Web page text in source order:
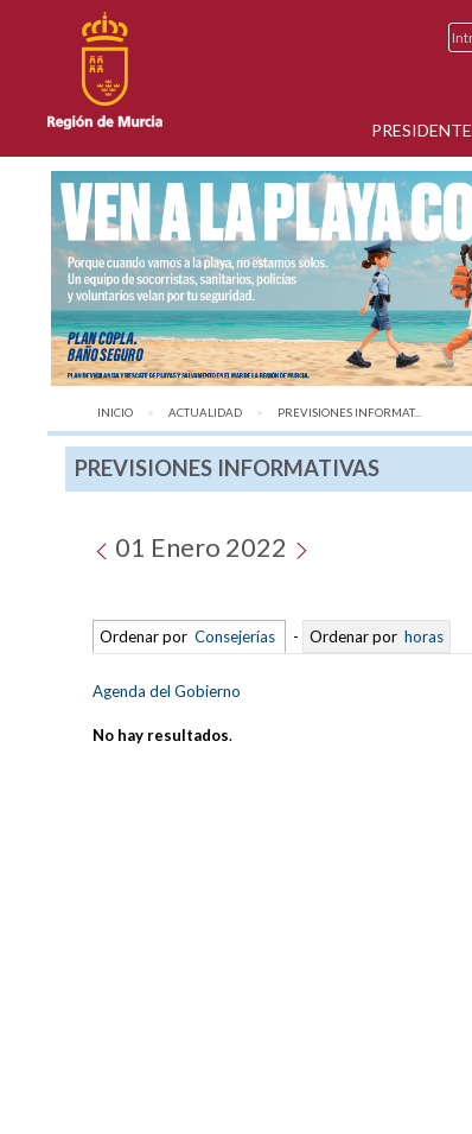
PRESIDENTE
INICIO ACTUALIDAD AQUÍ:
PREVISIONES INFORMAT...
PREVISIONES INFORMATIVAS
01 Enero 2022
Ordenar por Consejerías - Ordenar por horas
Agenda del Gobierno
No hay resultados.